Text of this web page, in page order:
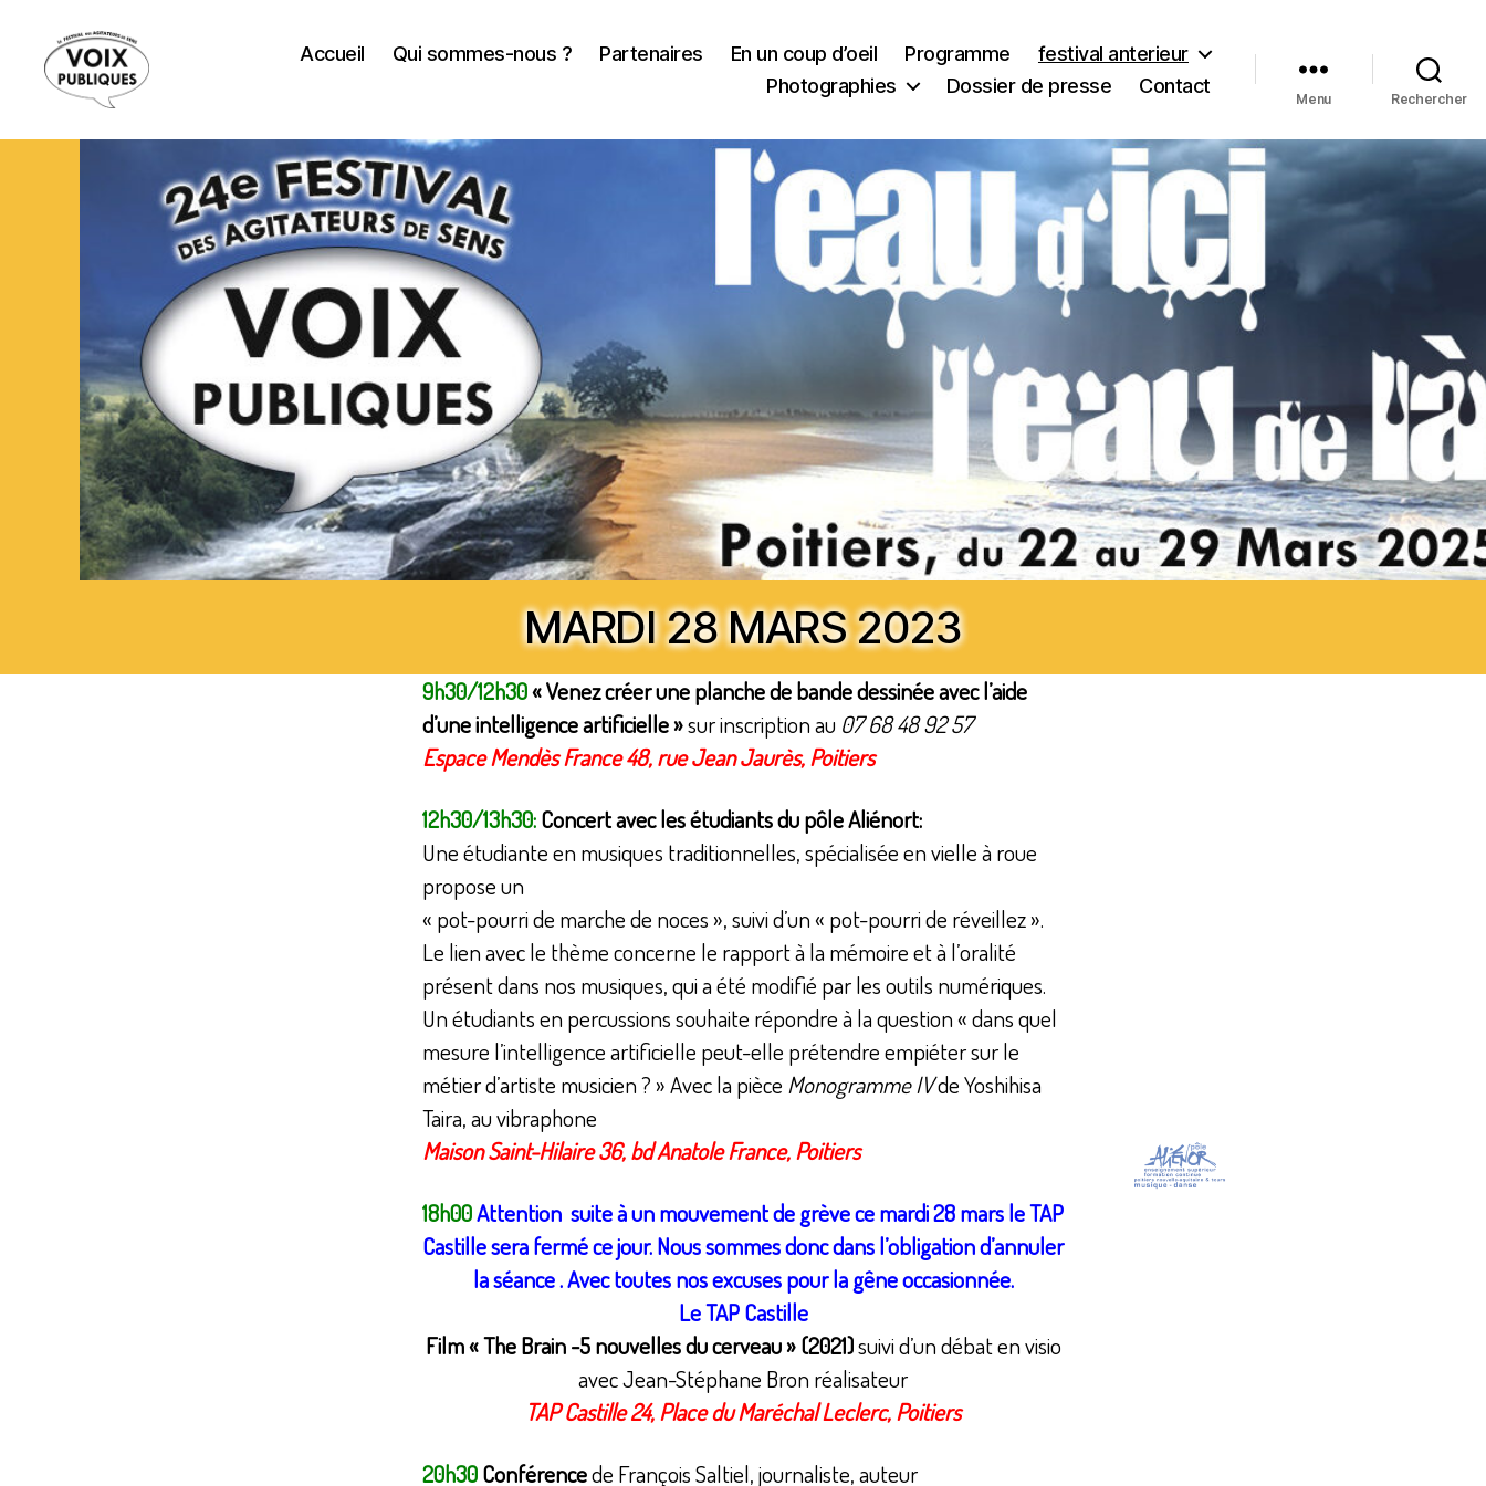
Voix
Accueil Qui sommes-nous ? Partenaires En un coup d’oeil Programme
festival anterieur
Photographies
Dossier de presse Contact
Menu Rechercher
MARDI 28 MARS 2023
9h30/12h30« Venez créer une planche de bande dessinée avec l’aide
d’une intelligence artificielle »sur inscription au 07 68 48 92 57
Espace Mendès France 48, rue Jean Jaurès,Poitiers
12h30/13h30:Concert avec les étudiants du pôle Aliénort:
Une étudiante en musiques traditionnelles, spécialisée en vielle à roue
propose un
« pot-pourri de marche de noces », suivi d’un « pot-pourri de réveillez ».
Le lien avec le thème concerne le rapport à la mémoire et à l’oralité
présent dans nos musiques, qui a été modifié par les outils numériques.
Un étudiants en percussions souhaite répondre à la question « dans quel
mesure l’intelligence artificielle peut-elle prétendre empiéter sur le
métier d’artiste musicien ? » Avec la pièce Monogramme IVde Yoshihisa
Taira, au vibraphone
Maison Saint-Hilaire 36, bd Anatole France, Poitiers
18h00Attention suite à un mouvement de grève ce mardi 28 mars le TAP
Castille sera fermé ce jour. Nous sommes donc dans l’obligation d’annuler
la séance . Avec toutes nos excuses pour la gêne occasionnée.
Le TAP Castille
Film « The Brain -5 nouvelles du cerveau » (2021)suivi d’un débat en visio
avec Jean-Stéphane Bron réalisateur
TAP Castille 24, Place du Maréchal Leclerc, Poitiers
20h30Conférencede François Saltiel, journaliste, auteur